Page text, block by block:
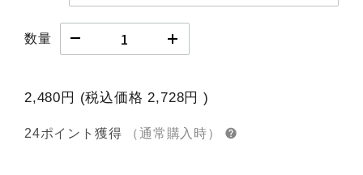
数量
2,480円 (税込価格2,728円 )
24ポイント獲得 （通常購入時）